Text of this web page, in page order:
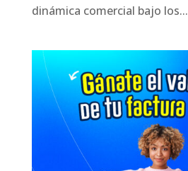
dinámica comercial bajo los...